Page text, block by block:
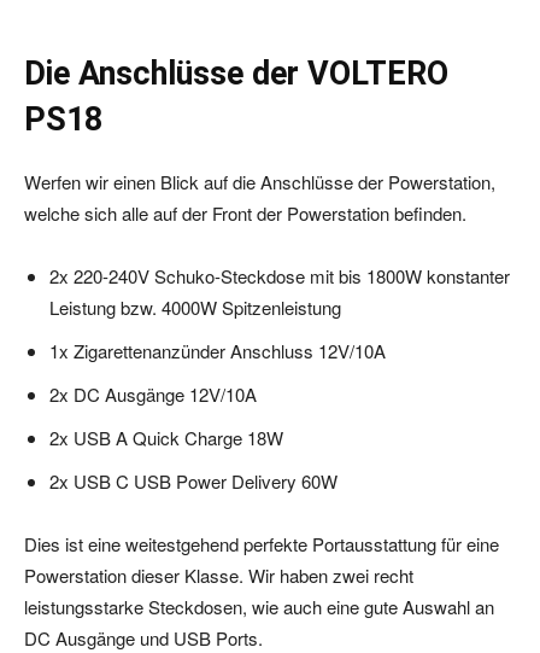
Die Anschlüsse der VOLTERO
PS18
Werfen wir einen Blick auf die Anschlüsse der Powerstation,
welche sich alle auf der Front der Powerstation befinden.
2x 220-240V Schuko-Steckdose mit bis 1800W konstanter
Leistung bzw. 4000W Spitzenleistung
1x Zigarettenanzünder Anschluss 12V/10A
2x DC Ausgänge 12V/10A
2x USB A Quick Charge 18W
2x USB C USB Power Delivery 60W
Dies ist eine weitestgehend perfekte Portausstattung für eine
Powerstation dieser Klasse. Wir haben zwei recht
leistungsstarke Steckdosen, wie auch eine gute Auswahl an
DC Ausgänge und USB Ports.